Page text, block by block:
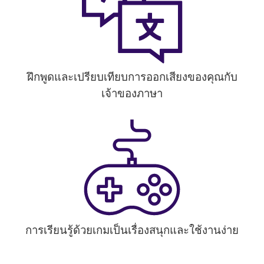
ฝึกพูดและเปรียบเทียบการออกเสียงของคุณกับ
เจ้าของภาษา
การเรียนรู้ด้วยเกมเป็นเรื่องสนุกและใช้งานง่าย